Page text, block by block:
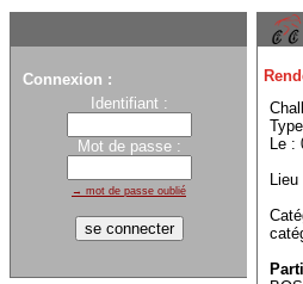
Connexion :
Identifiant :
Mot de passe :
→ mot de passe oublié
Le :